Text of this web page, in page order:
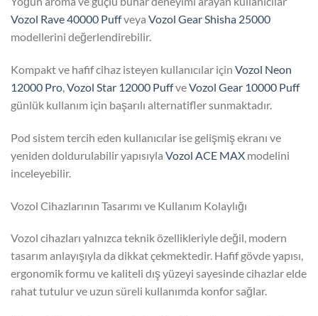
Vozol Rave 40000 Puffveya Vozol Gear Shisha 25000
modellerini değerlendirebilir.
Kompakt ve hafif cihaz isteyen kullanıcılar için Vozol Neon
12000 Pro,Vozol Star 12000 PuffveVozol Gear 10000 Puff
günlük kullanım için başarılı alternatifler sunmaktadır.
Pod sistem tercih eden kullanıcılar ise gelişmiş ekranı ve
yeniden doldurulabilir yapısıyla Vozol ACE MAX modelini
inceleyebilir.
Vozol Cihazlarının Tasarımı ve Kullanım Kolaylığı
Vozol cihazları yalnızca teknik özellikleriyle değil, modern
tasarım anlayışıyla da dikkat çekmektedir. Hafif gövde yapısı,
ergonomik formu ve kaliteli dış yüzeyi sayesinde cihazlar elde
rahat tutulur ve uzun süreli kullanımda konfor sağlar.